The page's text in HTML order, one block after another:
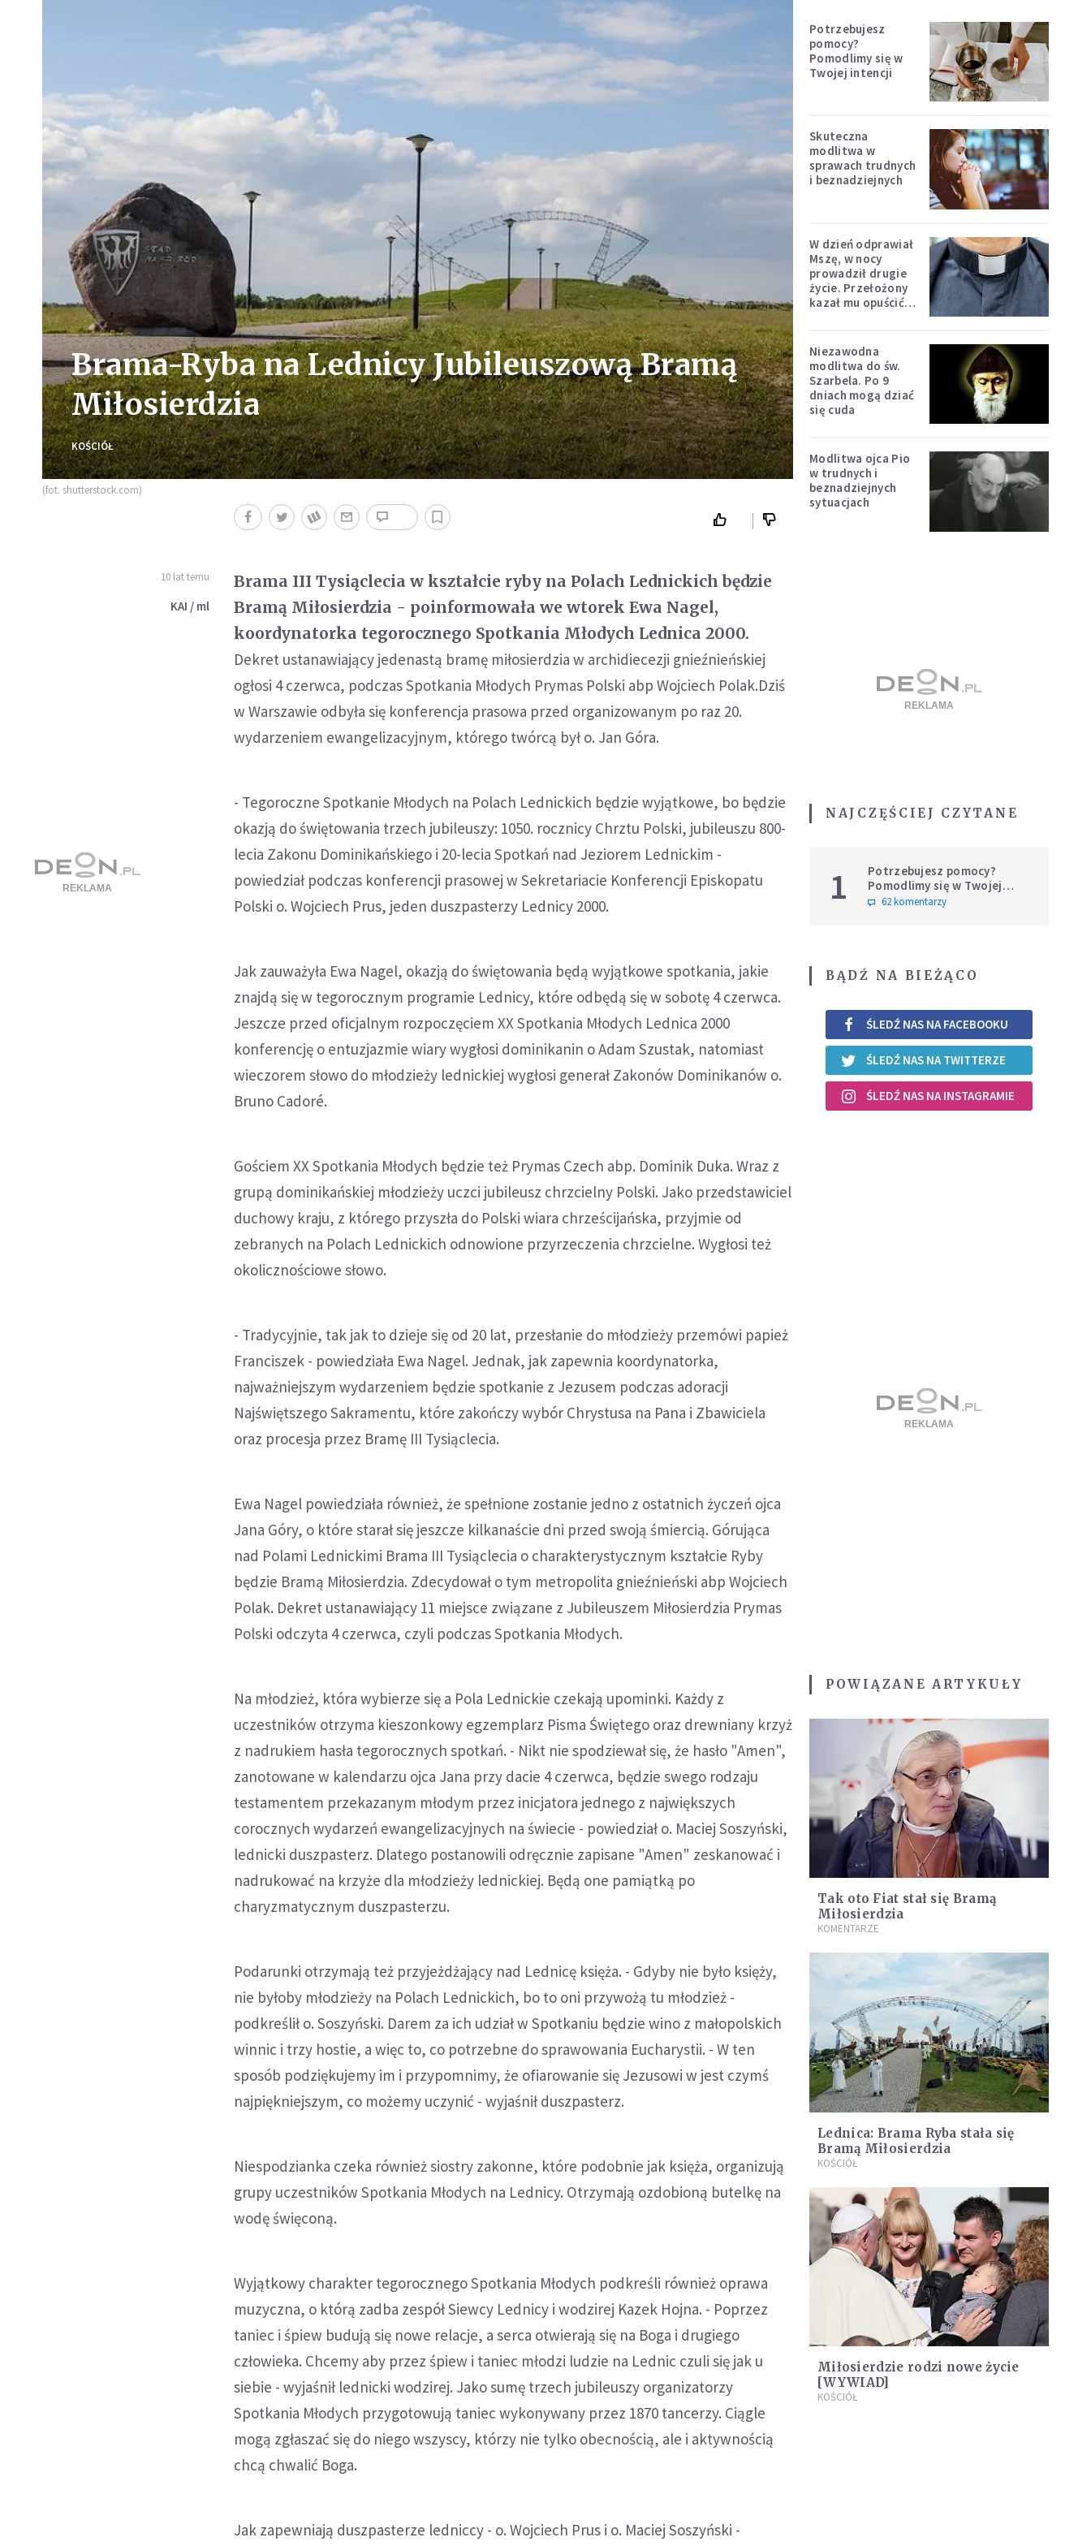
Brama-Ryba na Lednicy Jubileuszową Bramą
Miłosierdzia
KOŚCIÓŁ
(fot. shutterstock.com)
10 lat temu
KAI / ml
Brama III Tysiąclecia w kształcie ryby na Polach Lednickich będzie
Bramą Miłosierdzia - poinformowała we wtorek Ewa Nagel,
koordynatorka tegorocznego Spotkania Młodych Lednica 2000.
Dekret ustanawiający jedenastą bramę miłosierdzia w archidiecezji gnieźnieńskiej
ogłosi 4 czerwca, podczas Spotkania Młodych Prymas Polski abp Wojciech Polak.Dziś
w Warszawie odbyła się konferencja prasowa przed organizowanym po raz 20.
wydarzeniem ewangelizacyjnym, którego twórcą był o. Jan Góra.
- Tegoroczne Spotkanie Młodych na Polach Lednickich będzie wyjątkowe, bo będzie
okazją do świętowania trzech jubileuszy: 1050. rocznicy Chrztu Polski, jubileuszu 800-
lecia Zakonu Dominikańskiego i 20-lecia Spotkań nad Jeziorem Lednickim -
powiedział podczas konferencji prasowej w Sekretariacie Konferencji Episkopatu
Polski o. Wojciech Prus, jeden duszpasterzy Lednicy 2000.
Jak zauważyła Ewa Nagel, okazją do świętowania będą wyjątkowe spotkania, jakie
znajdą się w tegorocznym programie Lednicy, które odbędą się w sobotę 4 czerwca.
Jeszcze przed oficjalnym rozpoczęciem XX Spotkania Młodych Lednica 2000
konferencję o entuzjazmie wiary wygłosi dominikanin o Adam Szustak, natomiast
wieczorem słowo do młodzieży lednickiej wygłosi generał Zakonów Dominikanów o.
Bruno Cadoré.
Gościem XX Spotkania Młodych będzie też Prymas Czech abp. Dominik Duka. Wraz z
grupą dominikańskiej młodzieży uczci jubileusz chrzcielny Polski. Jako przedstawiciel
duchowy kraju, z którego przyszła do Polski wiara chrześcijańska, przyjmie od
zebranych na Polach Lednickich odnowione przyrzeczenia chrzcielne. Wygłosi też
okolicznościowe słowo.
- Tradycyjnie, tak jak to dzieje się od 20 lat, przesłanie do młodzieży przemówi papież
Franciszek - powiedziała Ewa Nagel. Jednak, jak zapewnia koordynatorka,
najważniejszym wydarzeniem będzie spotkanie z Jezusem podczas adoracji
Najświętszego Sakramentu, które zakończy wybór Chrystusa na Pana i Zbawiciela
oraz procesja przez Bramę III Tysiąclecia.
Ewa Nagel powiedziała również, że spełnione zostanie jedno z ostatnich życzeń ojca
Jana Góry, o które starał się jeszcze kilkanaście dni przed swoją śmiercią. Górująca
nad Polami Lednickimi Brama III Tysiąclecia o charakterystycznym kształcie Ryby
będzie Bramą Miłosierdzia. Zdecydował o tym metropolita gnieźnieński abp Wojciech
Polak. Dekret ustanawiający 11 miejsce związane z Jubileuszem Miłosierdzia Prymas
Polski odczyta 4 czerwca, czyli podczas Spotkania Młodych.
Na młodzież, która wybierze się a Pola Lednickie czekają upominki. Każdy z
uczestników otrzyma kieszonkowy egzemplarz Pisma Świętego oraz drewniany krzyż
z nadrukiem hasła tegorocznych spotkań. - Nikt nie spodziewał się, że hasło "Amen",
zanotowane w kalendarzu ojca Jana przy dacie 4 czerwca, będzie swego rodzaju
testamentem przekazanym młodym przez inicjatora jednego z największych
corocznych wydarzeń ewangelizacyjnych na świecie - powiedział o. Maciej Soszyński,
lednicki duszpasterz. Dlatego postanowili odręcznie zapisane "Amen" zeskanować i
nadrukować na krzyże dla młodzieży lednickiej. Będą one pamiątką po
charyzmatycznym duszpasterzu.
Podarunki otrzymają też przyjeżdżający nad Lednicę księża. - Gdyby nie było księży,
nie byłoby młodzieży na Polach Lednickich, bo to oni przywożą tu młodzież -
podkreślił o. Soszyński. Darem za ich udział w Spotkaniu będzie wino z małopolskich
winnic i trzy hostie, a więc to, co potrzebne do sprawowania Eucharystii. - W ten
sposób podziękujemy im i przypomnimy, że ofiarowanie się Jezusowi w jest czymś
najpiękniejszym, co możemy uczynić - wyjaśnił duszpasterz.
Niespodzianka czeka również siostry zakonne, które podobnie jak księża, organizują
grupy uczestników Spotkania Młodych na Lednicy. Otrzymają ozdobioną butelkę na
wodę święconą.
Wyjątkowy charakter tegorocznego Spotkania Młodych podkreśli również oprawa
muzyczna, o którą zadba zespół Siewcy Lednicy i wodzirej Kazek Hojna. - Poprzez
taniec i śpiew budują się nowe relacje, a serca otwierają się na Boga i drugiego
człowieka. Chcemy aby przez śpiew i taniec młodzi ludzie na Lednic czuli się jak u
siebie - wyjaśnił lednicki wodzirej. Jako sumę trzech jubileuszy organizatorzy
Spotkania Młodych przygotowują taniec wykonywany przez 1870 tancerzy. Ciągle
mogą zgłaszać się do niego wszyscy, którzy nie tylko obecnością, ale i aktywnością
chcą chwalić Boga.
Jak zapewniają duszpasterze ledniccy - o. Wojciech Prus i o. Maciej Soszyński -
Potrzebujesz
pomocy?
Pomodlimy się w
Twojej intencji
Skuteczna
modlitwa w
sprawach trudnych
i beznadziejnych
W dzień odprawiał
Mszę, w nocy
prowadził drugie
życie. Przełożony
kazał mu opuścić
Niezawodna
modlitwa do św.
Szarbela. Po 9
dniach mogą dziać
się cuda
Modlitwa ojca Pio
w trudnych i
beznadziejnych
sytuacjach
NAJCZĘŚCIEJ CZYTANE
1
Potrzebujesz pomocy?
Pomodlimy się w Twojej
intencji
62 komentarzy
BĄDŹ NA BIEŻĄCO
ŚLEDŹ NAS NA FACEBOOKU
ŚLEDŹ NAS NA TWITTERZE
ŚLEDŹ NAS NA INSTAGRAMIE
POWIĄZANE ARTYKUŁY
Tak oto Fiat stał się Bramą
Miłosierdzia
KOMENTARZE
Lednica: Brama Ryba stała się
Bramą Miłosierdzia
KOŚCIÓŁ
Miłosierdzie rodzi nowe życie
[WYWIAD]
KOŚCIÓŁ